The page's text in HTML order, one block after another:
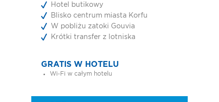
Hotel butikowy
Blisko centrum miasta Korfu
W pobliżu zatoki Gouvia
Krótki transfer z lotniska
GRATIS W HOTELU
Wi-Fi w całym hotelu